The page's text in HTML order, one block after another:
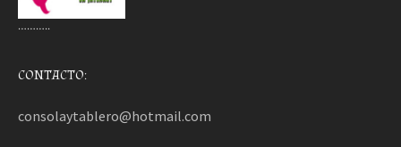
………..
CONTACTO:
consolaytablero@hotmail.com